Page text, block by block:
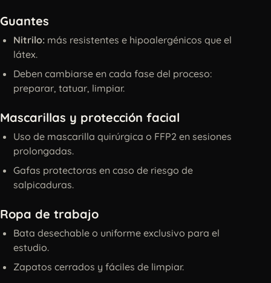
Guantes
Nitrilo: más resistentes e hipoalergénicos que el
látex.
Deben cambiarse en cada fase del proceso:
preparar, tatuar, limpiar.
Mascarillas y protección facial
Uso de mascarilla quirúrgica o FFP2 en sesiones
prolongadas.
Gafas protectoras en caso de riesgo de
salpicaduras.
Ropa de trabajo
Bata desechable o uniforme exclusivo para el
estudio.
Zapatos cerrados y fáciles de limpiar.